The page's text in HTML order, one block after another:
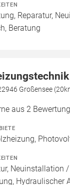
Reparatur,
Beratung
Großensee
aus 2
Neuinstallation /
Hydraulischer